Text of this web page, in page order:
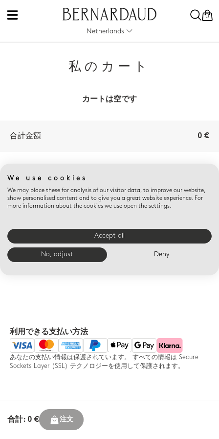
0
Netherlands
私のカート
カートは空です
合計金額 0 €
Eブティックの利点
返品無料
贈る芸術
装されたギフトにメッセー
ジカードを添え、よりパー
ソナライズされたギフトを
利用できる支払い方法
あなたの支払い情報は保護されています。 すべての情報は Secure
Sockets Layer (SSL) テクノロジーを使用して保護されます。
合計: 0 € 注文
We use cookies
We may place these for analysis of our visitor data, to improve our website,
show personalised content and to give you a great website experience. For
more information about the cookies we use open the settings.
Accept all
No, adjust Deny